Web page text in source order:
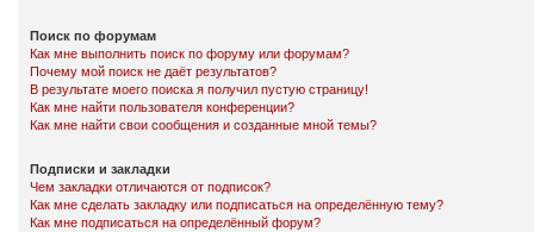
Поиск по форумам
Как мне выполнить поиск по форуму или форумам?
Почему мой поиск не даёт результатов?
В результате моего поиска я получил пустую страницу!
Как мне найти пользователя конференции?
Как мне найти свои сообщения и созданные мной темы?
Подписки и закладки
Чем закладки отличаются от подписок?
Как мне сделать закладку или подписаться на определённую тему?
Как мне подписаться на определённый форум?